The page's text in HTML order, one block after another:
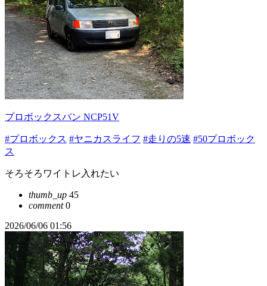
プロボックスバン NCP51V
#プロボックス #ヤニカスライフ #走りの5速 #50プロボック
ス
そろそろワイトレ入れたい
thumb_up 45
comment0
2026/06/06 01:56